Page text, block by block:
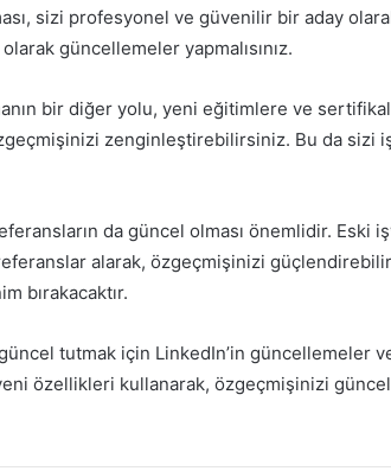
sizi profesyonel ve güvenilir bir aday
güncellemeler yapmalısınız.
bir diğer yolu, yeni eğitimlere ve
zenginleştirebilirsiniz. Bu da sizi
da güncel olması önemlidir. Eski
alarak, özgeçmişinizi
bırakacaktır.
tutmak için LinkedIn’in güncellemeler
özellikleri kullanarak, özgeçmişinizi